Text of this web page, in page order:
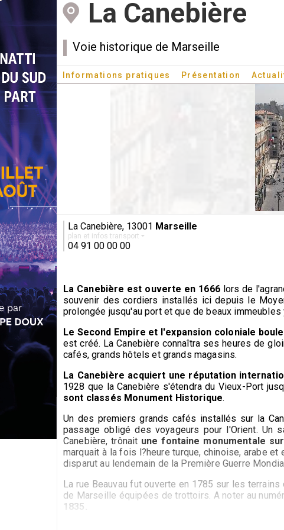
La Canebière
Voie historique de Marseille
Informations pratiques Présentation
La Canebière, 13001 Marseille
plan et infos transport
04 91 00 00 00
La Canebière est ouverte en 1666lors de
souvenir des cordiers installés ici depuis le
prolongée jusqu'au port et que de beaux
Le Second Empire et l'expansion coloniale
est créé. La Canebière connaîtra ses heures de
cafés, grands hôtels et grands magasins.
La Canebière acquiert une réputation
1928 que la Canebière s'étendra du Vieux-Port
sont classés Monument Historique.
Un des premiers grands cafés installés sur la
passage obligé des voyageurs pour l'Orient. Un
Canebière, trônait une fontaine monumentale
marquait à la fois l?heure turque, chinoise, arabe
disparut au lendemain de la Première Guerre
La rue Beauvau fut ouverte en 1785 sur les
de Marseille équipées de trottoirs. A noter au
1835.
Les Marseillais ont toujours été des